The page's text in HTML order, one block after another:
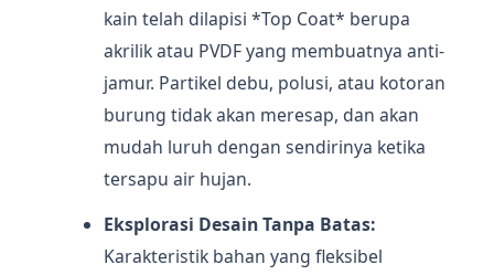
kain telah dilapisi *Top Coat* berupa
akrilik atau PVDF yang membuatnya anti-
jamur. Partikel debu, polusi, atau kotoran
burung tidak akan meresap, dan akan
mudah luruh dengan sendirinya ketika
tersapu air hujan.
Eksplorasi Desain Tanpa Batas:
Karakteristik bahan yang fleksibel